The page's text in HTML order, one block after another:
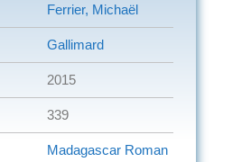
Ferrier, Michaël
Gallimard
2015
339
Madagascar Roman